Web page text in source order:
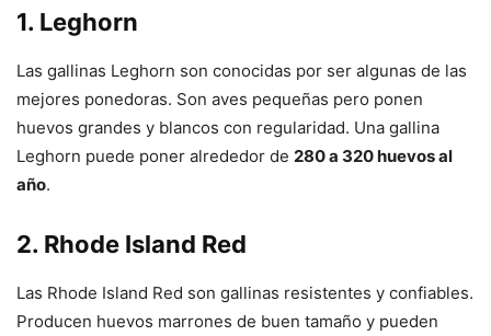
1. Leghorn
Las gallinas Leghorn son conocidas por ser algunas de las
mejores ponedoras. Son aves pequeñas pero ponen
huevos grandes y blancos con regularidad. Una gallina
Leghorn puede poner alrededor de 280 a 320 huevos al
año.
2. Rhode Island Red
Las Rhode Island Red son gallinas resistentes y confiables.
Producen huevos marrones de buen tamaño y pueden